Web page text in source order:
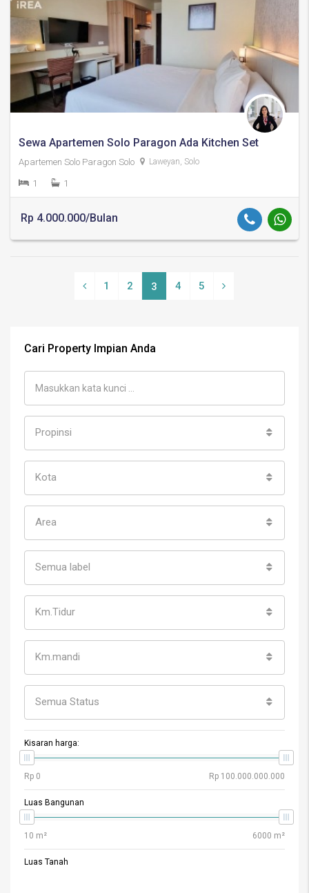
Sewa Apartemen Solo Paragon Ada Kitchen Set
Apartemen Solo Paragon Solo Laweyan, Solo
1 1
Rp 4.000.000/Bulan
1 2 3 4 5
Cari Property Impian Anda
Propinsi
Kota
Area
Semua label
Km.Tidur
Km.mandi
Semua Status
Kisaran harga:
Luas Bangunan
Luas Tanah